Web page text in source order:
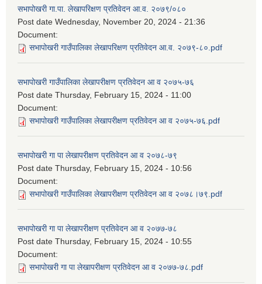
सभापोखरी गा.पा. लेखापरिक्षण प्रतिवेदन आ.व. २०७९/०८०
Post date Wednesday, November 20, 2024 - 21:36
Document:
सभापोखरी गाउँपालिका लेखापरिक्षण प्रतिवेदन आ.व. २०७९-८०.pdf
सभापोखरी गाउँपालिका लेखापरीक्षण प्रतिवेदन आ व २०७५-७६
Post date Thursday, February 15, 2024 - 11:00
Document:
सभापोखरी गाउँपालिका लेखापरीक्षण प्रतिवेदन आ व २०७५-७६.pdf
सभापोखरी गा पा लेखापरीक्षण प्रतिवेदन आ व २०७८-७९
Post date Thursday, February 15, 2024 - 10:56
Document:
सभापोखरी गाउँपालिका लेखापरीक्षण प्रतिवेदन आ व २०७८।७९.pdf
सभापोखरी गा पा लेखापरीक्षण प्रतिवेदन आ व २०७७-७८
Post date Thursday, February 15, 2024 - 10:55
Document:
सभापोखरी गा पा लेखापरीक्षण प्रतिवेदन आ व २०७७-७८.pdf